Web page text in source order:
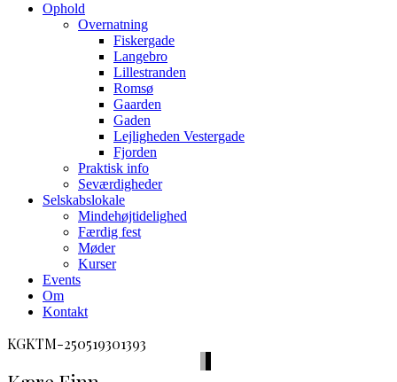
Ophold
Overnatning
Fiskergade
Langebro
Lillestranden
Romsø
Gaarden
Gaden
Lejligheden Vestergade
Fjorden
Praktisk info
Seværdigheder
Selskabslokale
Mindehøjtidelighed
Færdig fest
Møder
Kurser
Events
Om
Kontakt
facebook
envelope-
phone-
KGKTM-250519301393